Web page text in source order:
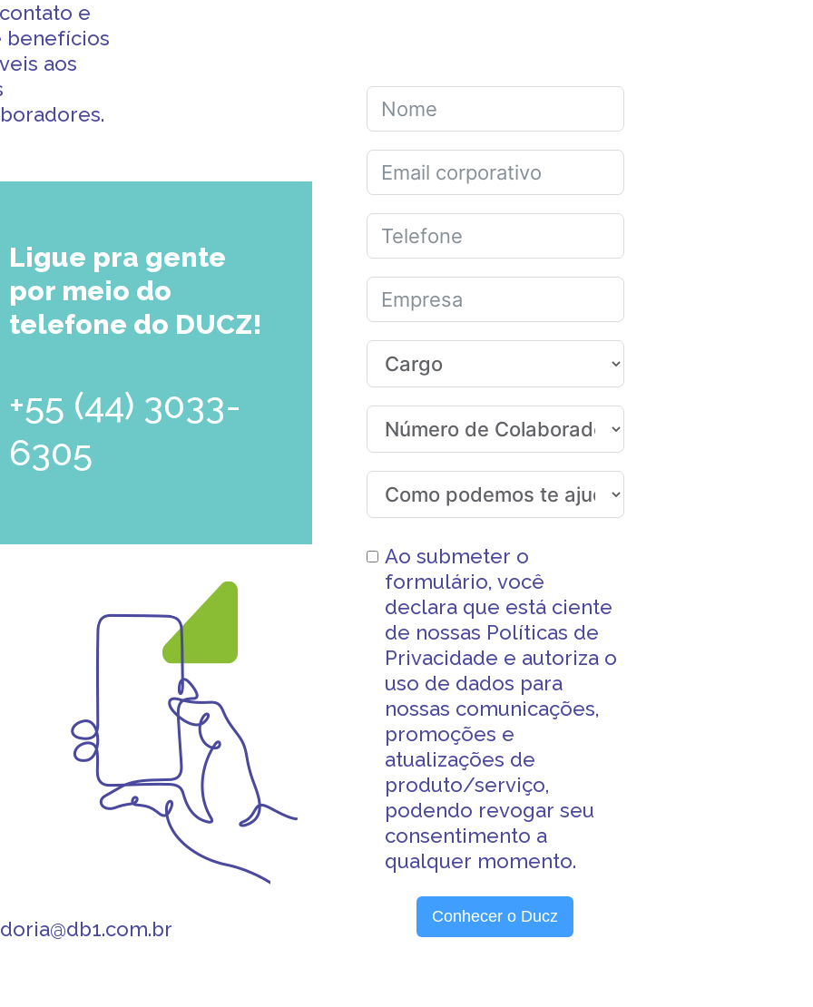
e
benefícios
aos
Ligue pra gente
por meio do
telefone do DUCZ!
+55 (44) 3033-
6305
Ao submeter o
formulário, você
declara que está ciente
de nossas Políticas de
Privacidade e autoriza o
uso de dados para
nossas comunicações,
promoções e
atualizações de
produto/serviço,
podendo revogar seu
consentimento a
qualquer momento.
Conhecer o Ducz